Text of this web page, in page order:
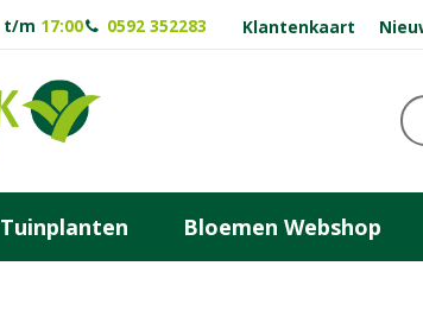
t/m 17:00 0592 352283 Klantenkaart
Tuinplanten Bloemen Webshop